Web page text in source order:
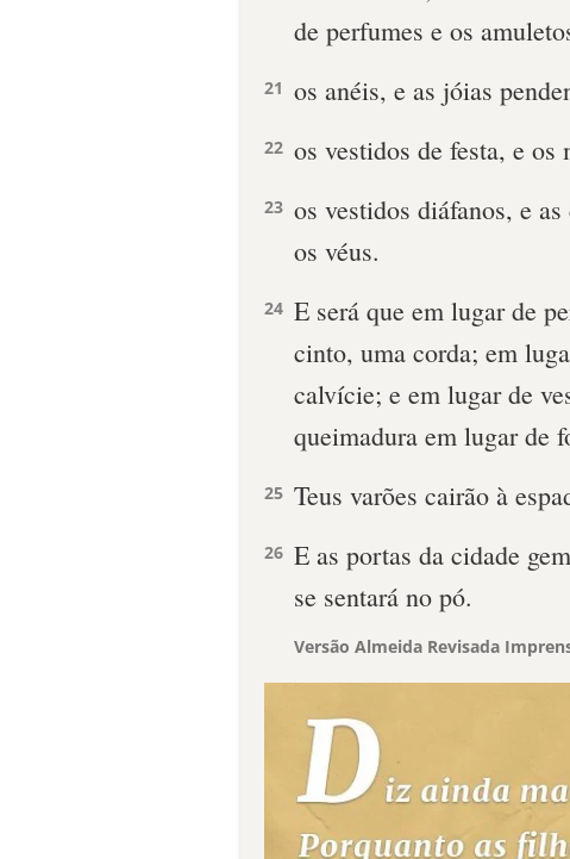
de perfumes e os
21 os anéis, e as jóias
22 os vestidos de festa, e os
23 os vestidos diáfanos, e
os véus.
24 E será que em lugar de
cinto, uma corda; em
calvície; e em lugar de
queimadura em lugar de
25 Teus varões cairão à
26 E as portas da cidade
se sentará no pó.
Versão Almeida Revisada